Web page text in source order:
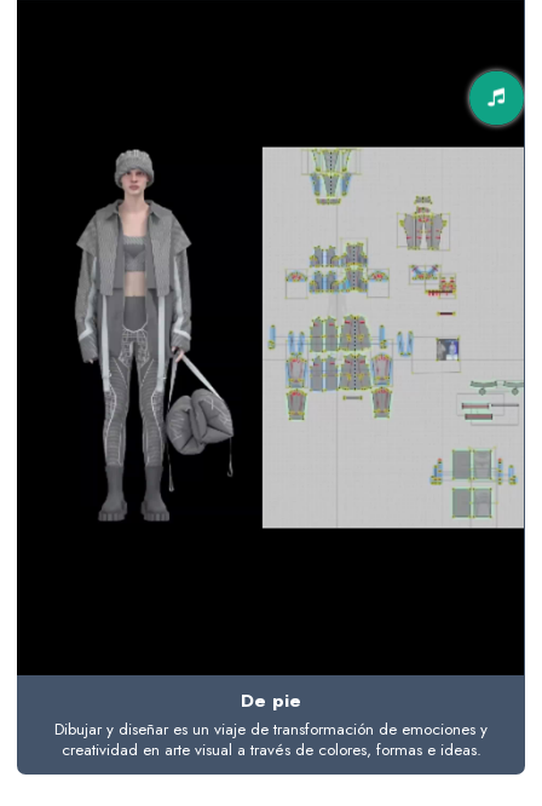
De pie
Dibujar y diseñar es un viaje de transformación de emociones y
creatividad en arte visual a través de colores, formas e ideas.